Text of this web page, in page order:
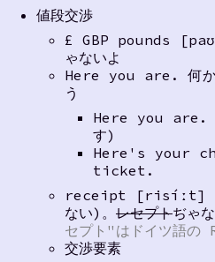
値段交渉
£ GBP pounds
ゃないよ
Here you are. 何か
う
Here you are. (
す)
Here's your
ticket.
receipt [risíːt] レ
ない)。 レセプトぢゃな
セプト"はドイツ語の
交渉要素